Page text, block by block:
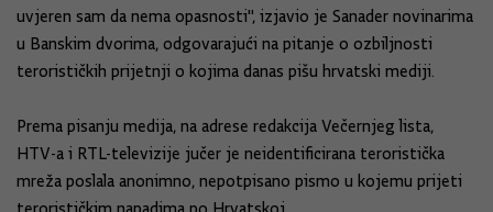
uvjeren sam da nema opasnosti", izjavio je Sanader novinarima
u Banskim dvorima, odgovarajući na pitanje o ozbiljnosti
terorističkih prijetnji o kojima danas pišu hrvatski mediji.
Prema pisanju medija, na adrese redakcija Večernjeg lista,
HTV-a i RTL-televizije jučer je neidentificirana teroristička
mreža poslala anonimno, nepotpisano pismo u kojemu prijeti